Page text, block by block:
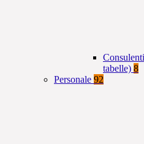
tabelle) 8
Personale 92